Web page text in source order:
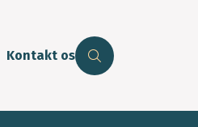
Kontakt os